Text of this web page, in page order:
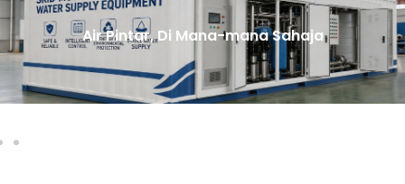
Air Pintar, Di Mana-mana Sahaja